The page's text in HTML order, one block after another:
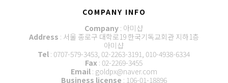
COMPANY INFO
Company : 아미샵
Address : 서울 종로구 대학로19 한국기독교회관 지하1층
아미샵
Tel : 0707-579-3453, 02-2263-3191, 010-4938-6334
Fax : 02-2269-3455
Email: goldpx@naver.com
Business license : 106-01-18896